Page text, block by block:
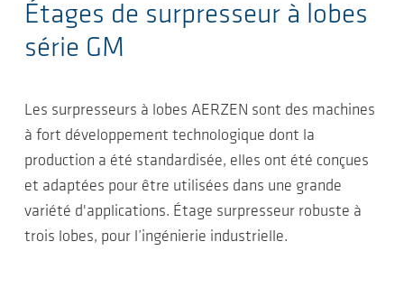
Étages de surpresseur à lobes
série GM
Les surpresseurs à lobes AERZEN sont des machines
à fort développement technologique dont la
production a été standardisée, elles ont été conçues
et adaptées pour être utilisées dans une grande
variété d'applications. Étage surpresseur robuste à
trois lobes, pour l’ingénierie industrielle.